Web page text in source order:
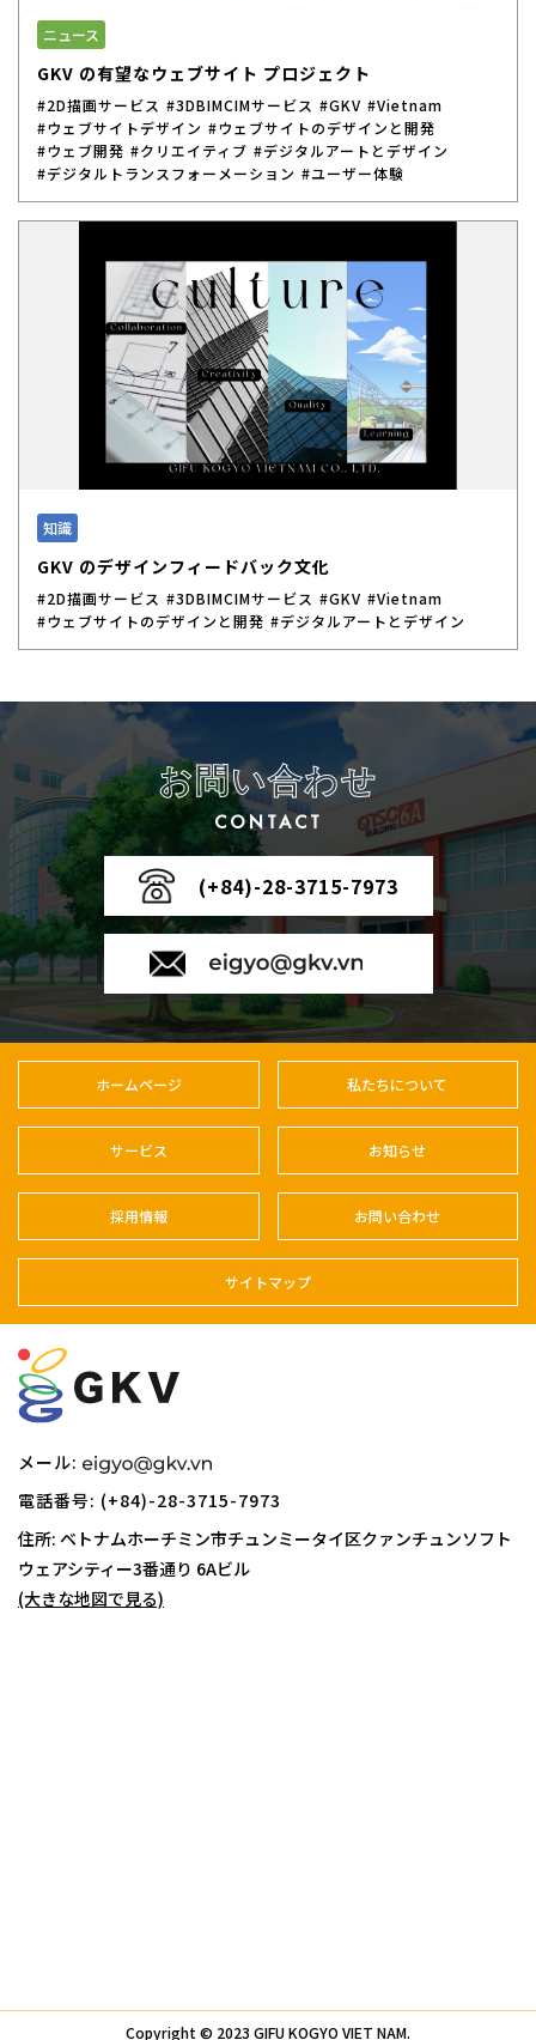
ニュース
GKV の有望なウェブサイト プロジェクト
#2D描画サービス #3DBIMCIMサービス #GKV #Vietnam
#ウェブサイトデザイン #ウェブサイトのデザインと開発
#ウェブ開発 #クリエイティブ #デジタルアートとデザイン
#デジタルトランスフォーメーション #ユーザー体験
知識
GKV のデザインフィードバック文化
#2D描画サービス #3DBIMCIMサービス #GKV #Vietnam
#ウェブサイトのデザインと開発 #デジタルアートとデザイン
お問い合わせ
CONTACT
(+84)-28-3715-7973
ホームページ 私たちについて
サービス お知らせ
採用情報 お問い合わせ
サイトマップ
メール:
電話番号: (+84)-28-3715-7973
住所: ベトナムホーチミン市チュンミータイ区クァンチュンソフト
ウェアシティー3番通り 6Aビル
(大きな地図で見る)
Copyright © 2023 GIFU KOGYO VIET NAM.